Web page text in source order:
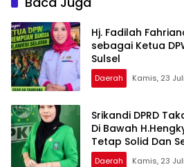
Hj. Fadilah
sebagai Ketua
Sulsel
Daerah Kamis, 23
Srikandi DPRD
Di Bawah
Tetap Solid Dan
Rakyat
Daerah Kamis, 23